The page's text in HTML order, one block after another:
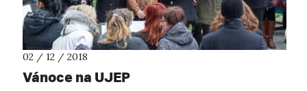
02 / 12 / 2018
Vánoce na UJEP